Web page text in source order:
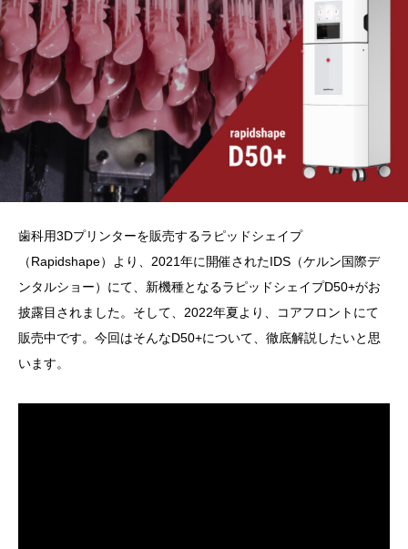
歯科用3Dプリンターを販売するラピッドシェイプ
（Rapidshape）より、2021年に開催されたIDS（ケルン国際デ
ンタルショー）にて、新機種となるラピッドシェイプD50+がお
披露目されました。そして、2022年夏より、コアフロントにて
販売中です。今回はそんなD50+について、徹底解説したいと思
います。